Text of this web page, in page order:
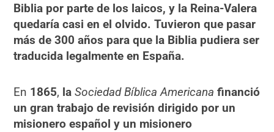
Biblia por parte de los laicos, y la Reina-Valera
quedaría casi en el olvido. Tuvieron que pasar
más de 300 años para que la Biblia pudiera ser
traducida legalmente en España.
En 1865, laSociedad Bíblica Americana financió
un gran trabajo de revisión dirigido por un
misionero español y un misionero